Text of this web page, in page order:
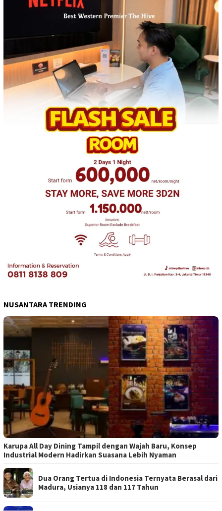
NUSANTARA TRENDING
Karupa All Day Dining Tampil dengan Wajah Baru, Konsep
Industrial Modern Hadirkan Suasana Lebih Nyaman
Dua Orang Tertua di Indonesia Ternyata Berasal dari
Madura, Usianya 118 dan 117 Tahun